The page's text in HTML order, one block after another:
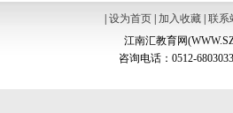
设为首页| 加入收藏| 联系
江南汇教育网
咨询电话：0512-